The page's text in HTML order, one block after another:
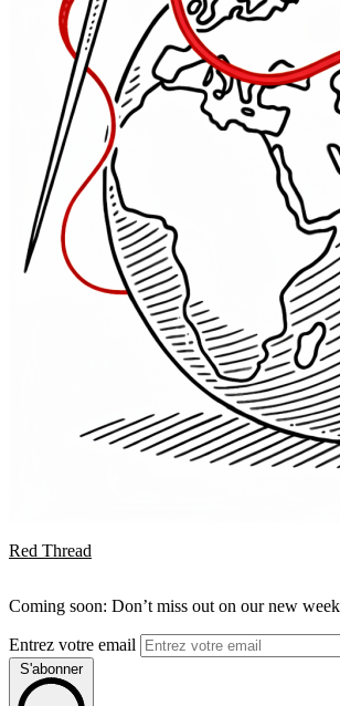
Red Thread
Coming soon: Don’t miss out on our new
Entrez votre email
S'abonner